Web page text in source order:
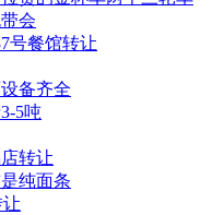
会
号餐馆转让
备齐全
5吨
转让
纯面条